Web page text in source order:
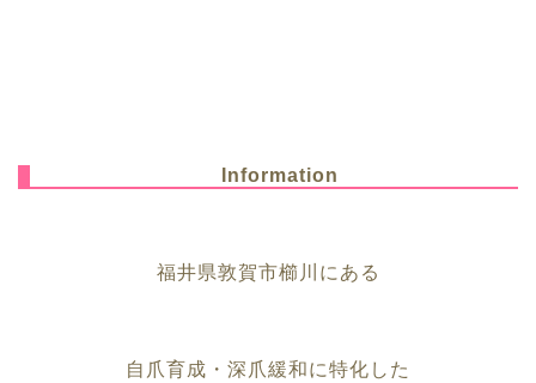
Information
福井県敦賀市櫛川にある
自爪育成・深爪緩和に特化した